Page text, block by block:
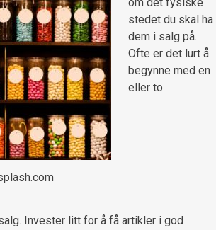
om det fysiske
stedet du skal ha
dem i salg på.
Ofte er det lurt å
begynne med en
eller to
Invester litt for å få artikler i god